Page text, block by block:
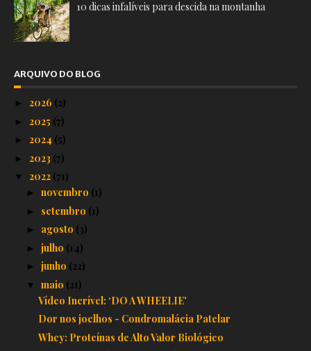
10 dicas infalíveis para descida na montanha
ARQUIVO DO BLOG
► 2026 (2)
► 2025 (7)
► 2024 (5)
► 2023 (7)
▼ 2022 (71)
► novembro (1)
► setembro (1)
► agosto (3)
► julho (14)
► junho (22)
▼ maio (21)
Vídeo Incrível: ‘DO A WHEELIE'
Dor nos joelhos - Condromalácia Patelar
Whey: Proteínas de Alto Valor Biológico